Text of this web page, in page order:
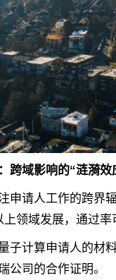
跨域影响的“涟漪效
请人工作的‌跨界辐
领域发展，通过率
计算申请人的材料
公司的合作证明。